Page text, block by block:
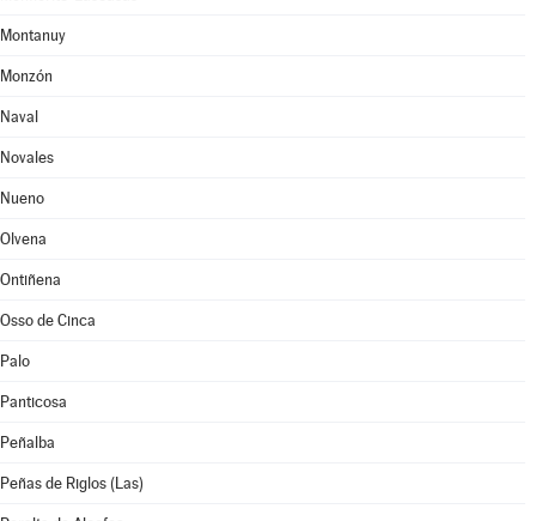
Montanuy
Monzón
Naval
Novales
Nueno
Olvena
Ontiñena
Osso de Cinca
Palo
Panticosa
Peñalba
Peñas de Riglos (Las)